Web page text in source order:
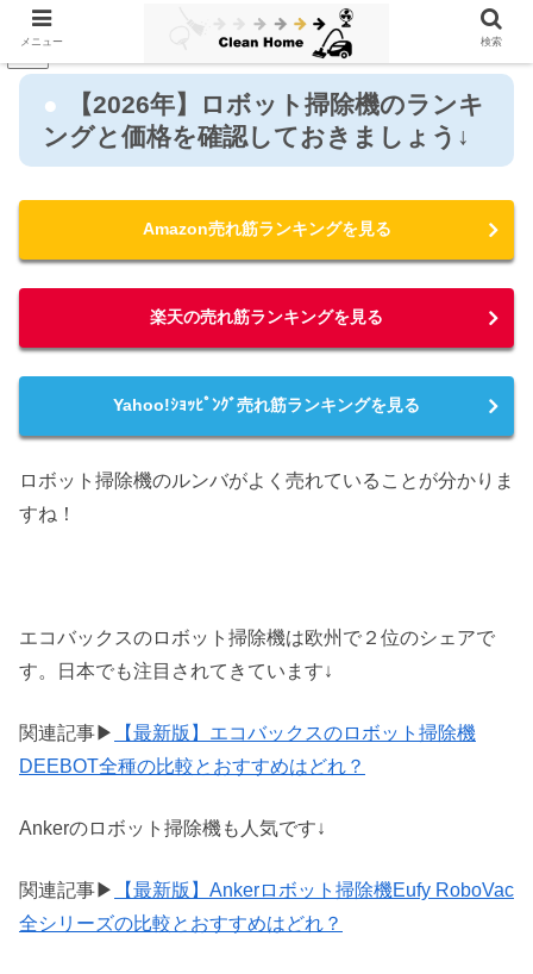
【2026年】ロボット掃除機のランキ
ングと価格を確認しておきましょう↓
Amazon売れ筋ランキングを見る
楽天の売れ筋ランキングを見る
Yahoo!ｼｮｯﾋﾟﾝｸﾞ売れ筋ランキングを見る
ロボット掃除機のルンバがよく売れていることが分かりま
すね！
エコバックスのロボット掃除機は欧州で２位のシェアで
す。日本でも注目されてきています↓
関連記事▶
【最新版】エコバックスのロボット掃除機
DEEBOT全種の比較とおすすめはどれ？
Ankerのロボット掃除機も人気です↓
関連記事▶
【最新版】Ankerロボット掃除機Eufy RoboVac
全シリーズの比較とおすすめはどれ？
メニュー 検索